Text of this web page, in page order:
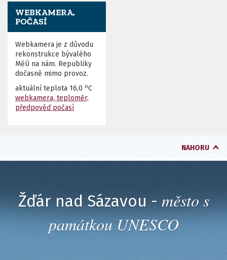
WEBKAMERA,
POČASÍ
Webkamera je z důvodu
rekonstrukce bývalého
MěÚ na nám. Republiky
dočasně mimo provoz.
aktuální teplota 16,0 oC
webkamera, teploměr,
předpověď počasí
NAHORU
Žďár nad Sázavou - město s
památkou UNESCO